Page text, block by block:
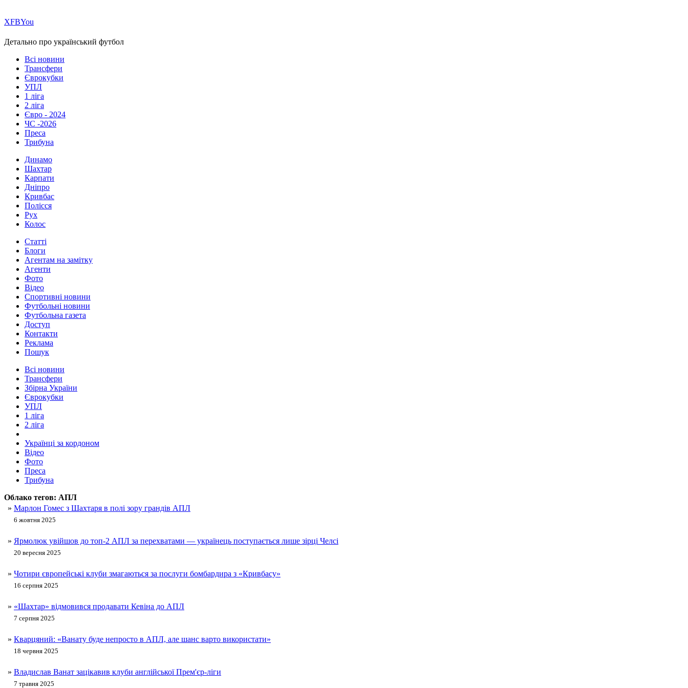
ХFBYou
Детально про український футбол
Всі новини
Трансфери
Єврокубки
УПЛ
1 ліга
2 ліга
Євро - 2024
ЧС -2026
Преса
Трибуна
Динамо
Шахтар
Карпати
Дніпро
Кривбас
Полісся
Рух
Колос
Статті
Блоги
Агентам на замітку
Агенти
Фото
Відео
Спортивні новини
Футбольні новини
Футбольна газета
Доступ
Контакти
Реклама
Пошук
Всі новини
Трансфери
Збірна України
Єврокубки
УПЛ
1 ліга
2 ліга
Українці за кордоном
Відео
Фото
Преса
Трибуна
Облако тегов: АПЛ
» Марлон Гомес з Шахтаря в полі зору грандів АПЛ
6 жовтня 2025
» Ярмолюк увійшов до топ-2 АПЛ за перехватами — українець поступається лише зірці Челсі
20 вересня 2025
» Чотири європейські клуби змагаються за послуги бомбардира з «Кривбасу»
16 серпня 2025
» «Шахтар» відмовився продавати Кевіна до АПЛ
7 серпня 2025
» Кварцяний: «Ванату буде непросто в АПЛ, але шанс варто використати»
18 червня 2025
» Владислав Ванат зацікавив клуби англійської Прем'єр-ліги
7 травня 2025